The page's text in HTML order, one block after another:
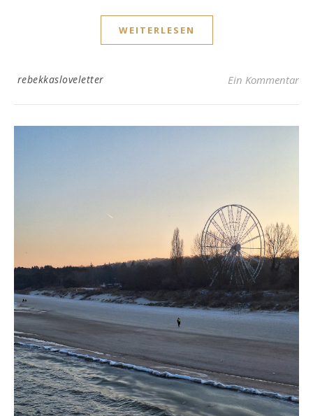
WEITERLESEN
rebekkasloveletter Ein Kommentar